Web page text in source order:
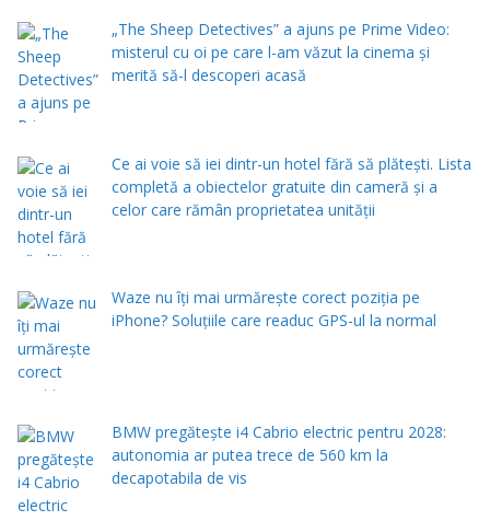
„The Sheep Detectives” a ajuns pe Prime Video:
misterul cu oi pe care l-am văzut la cinema și
merită să-l descoperi acasă
Ce ai voie să iei dintr-un hotel fără să plătești. Lista
completă a obiectelor gratuite din cameră și a
celor care rămân proprietatea unității
Waze nu îți mai urmărește corect poziția pe
iPhone? Soluțiile care readuc GPS-ul la normal
BMW pregătește i4 Cabrio electric pentru 2028:
autonomia ar putea trece de 560 km la
decapotabila de vis